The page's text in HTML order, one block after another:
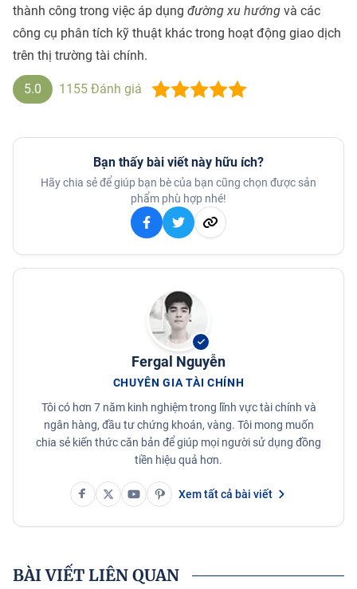
thành công trong việc áp dụng đường xu hướng và các
công cụ phân tích kỹ thuật khác trong hoạt động giao dịch
trên thị trường tài chính.
5.0 1155 Đánh giá
Bạn thấy bài viết này hữu ích?
Hãy chia sẻ để giúp bạn bè của bạn cũng chọn được sản
phẩm phù hợp nhé!
Fergal Nguyễn
CHUYÊN GIA TÀI CHÍNH
Tôi có hơn 7 năm kinh nghiệm trong lĩnh vực tài chính và
ngân hàng, đầu tư chứng khoán, vàng. Tôi mong muốn
chia sẻ kiến thức căn bản để giúp mọi người sử dụng đồng
tiền hiệu quả hơn.
Xem tất cả bài viết
BÀI VIẾT LIÊN QUAN